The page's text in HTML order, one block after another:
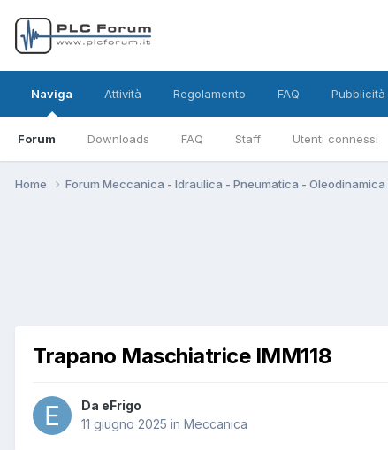
Naviga
Forum Downloads FAQ Staff Utenti connessi
Attività Regolamento FAQ Pubblicità
Home Forum Meccanica - Idraulica - Pneumatica - Oleodinamica
Trapano Maschiatrice IMM118
Da eFrigo
11 giugno 2025 in Meccanica